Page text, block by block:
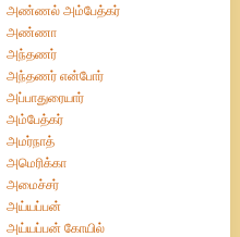
அண்ணல் அம்பேத்கர்
அண்ணா
அந்தணர்
அந்தணர் என்போர்
அப்பாதுரையார்
அம்பேத்கர்
அமர்நாத்
அமெரிக்கா
அமைச்சர்
அய்யப்பன்
அய்யப்பன் கோயில்